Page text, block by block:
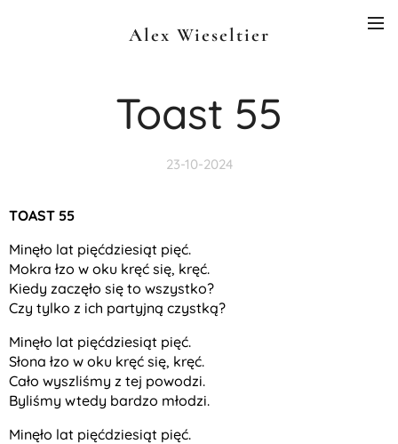
Alex Wieseltier
Toast 55
23-10-2024
TOAST 55
Minęło lat pięćdziesiąt pięć.
Mokra łzo w oku kręć się, kręć.
Kiedy zaczęło się to wszystko?
Czy tylko z ich partyjną czystką?
Minęło lat pięćdziesiąt pięć.
Słona łzo w oku kręć się, kręć.
Cało wyszliśmy z tej powodzi.
Byliśmy wtedy bardzo młodzi.
Minęło lat pięćdziesiąt pięć.